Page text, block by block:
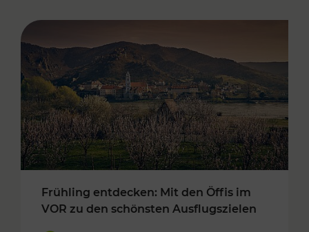
Frühling entdecken: Mit den Öffis im
VOR zu den schönsten Ausflugszielen